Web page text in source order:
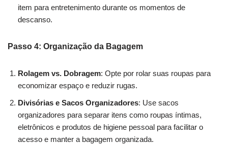
item para entretenimento durante os momentos de
descanso.
Passo 4: Organização da Bagagem
Rolagem vs. Dobragem: Opte por rolar suas roupas para
economizar espaço e reduzir rugas.
Divisórias e Sacos Organizadores: Use sacos
organizadores para separar itens como roupas íntimas,
eletrônicos e produtos de higiene pessoal para facilitar o
acesso e manter a bagagem organizada.